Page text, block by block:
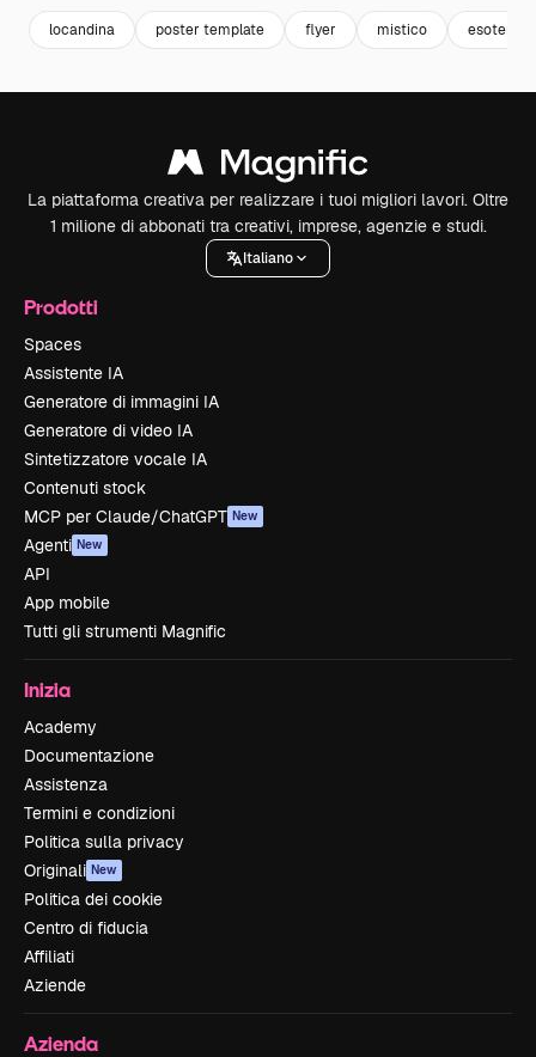
locandina poster template flyer mistico esoterico
La piattaforma creativa per realizzare i tuoi migliori lavori. Oltre
1 milione di abbonati tra creativi, imprese, agenzie e studi.
Italiano
Prodotti
Spaces
Assistente IA
Generatore di immagini IA
Generatore di video IA
Sintetizzatore vocale IA
Contenuti stock
MCP per Claude/ChatGPT New
Agenti New
API
App mobile
Tutti gli strumenti Magnific
Inizia
Academy
Documentazione
Assistenza
Termini e condizioni
Politica sulla privacy
Originali New
Politica dei cookie
Centro di fiducia
Affiliati
Aziende
Azienda